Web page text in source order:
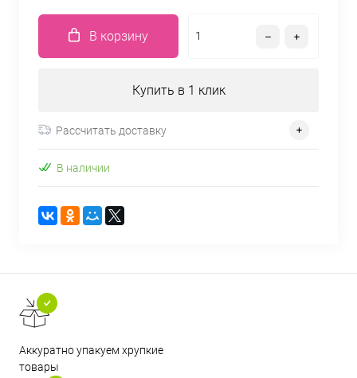
В корзину
Купить в 1 клик
Рассчитать доставку
В наличии
Аккуратно упакуем хрупкие
товары